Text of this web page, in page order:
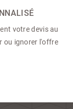
votre devis au
ou ignorer l'offre